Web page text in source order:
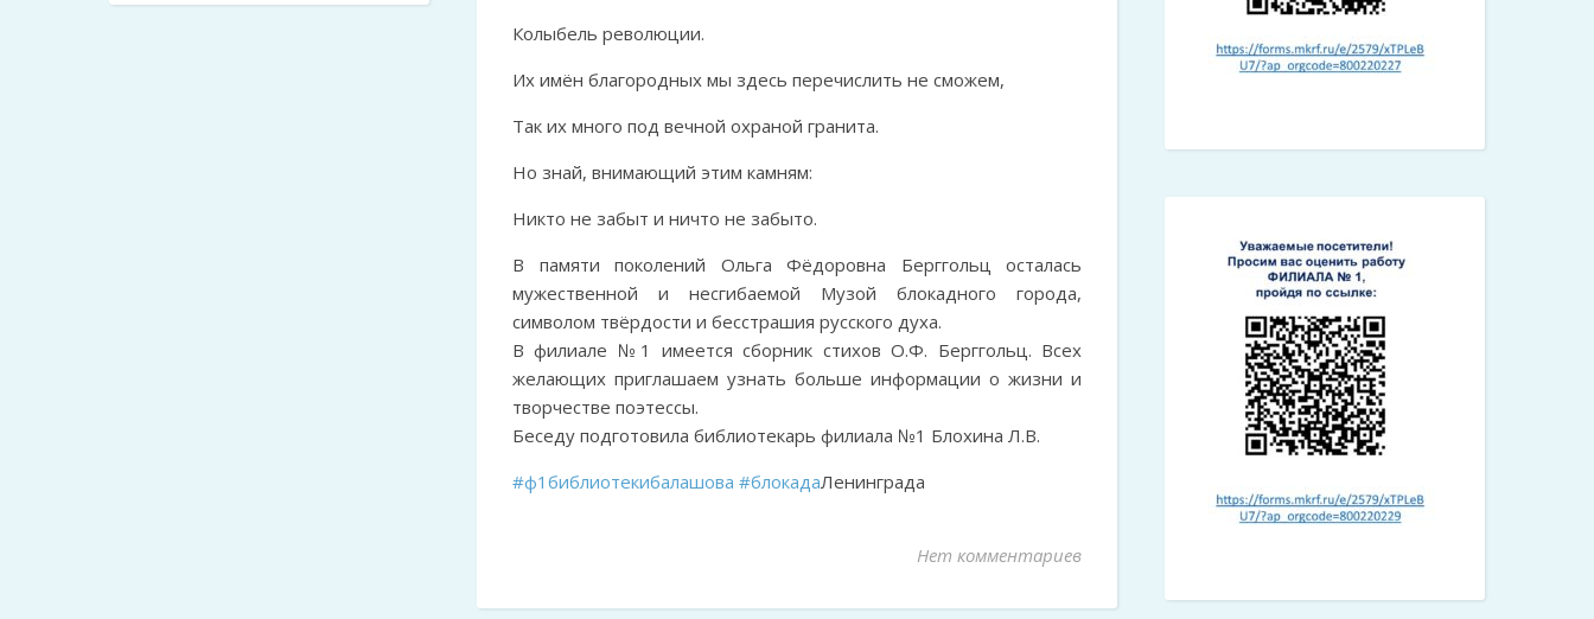
Колыбель революции.
Их имён благородных мы здесь перечислить не сможем,
Так их много под вечной охраной гранита.
Но знай, внимающий этим камням:
Никто не забыт и ничто не забыто.
В памяти поколений Ольга Фёдоровна Берггольц осталась
мужественной и несгибаемой Музой блокадного города,
символом твёрдости и бесстрашия русского духа.
В филиале №1 имеется сборник стихов О.Ф. Берггольц. Всех
желающих приглашаем узнать больше информации о жизни и
творчестве поэтессы.
Беседу подготовила библиотекарь филиала №1 Блохина Л.В.
#ф1библиотекибалашова #блокадаЛенинграда
Нет комментариев